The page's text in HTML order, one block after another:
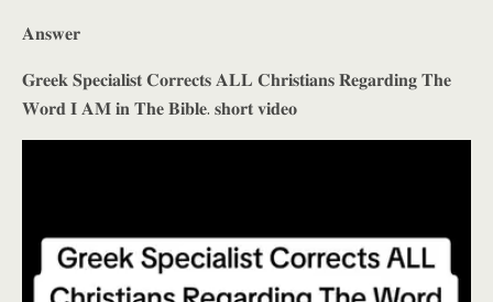
𝐀𝐧𝐬𝐰𝐞𝐫
𝐆𝐫𝐞𝐞𝐤 𝐒𝐩𝐞𝐜𝐢𝐚𝐥𝐢𝐬𝐭 𝐂𝐨𝐫𝐫𝐞𝐜𝐭𝐬 𝐀𝐋𝐋 𝐂𝐡𝐫𝐢𝐬𝐭𝐢𝐚𝐧𝐬 𝐑𝐞𝐠𝐚𝐫𝐝𝐢𝐧𝐠 𝐓𝐡𝐞
𝐖𝐨𝐫𝐝 𝐈 𝐀𝐌 𝐢𝐧 𝐓𝐡𝐞 𝐁𝐢𝐛𝐥𝐞. 𝐬𝐡𝐨𝐫𝐭 𝐯𝐢𝐝𝐞𝐨